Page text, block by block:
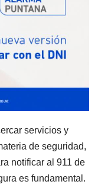
servicios y
de seguridad,
notificar al 911 de
es fundamental.